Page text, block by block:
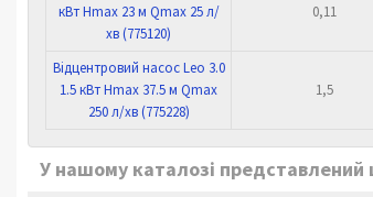
кВт Hmax 23 м Qmax 25 л/
хв (775120)
0,11
Відцентровий насос Leo 3.0
1.5 кВт Hmax 37.5 м Qmax
250 л/хв (775228)
1,5
У нашому каталозі представлений